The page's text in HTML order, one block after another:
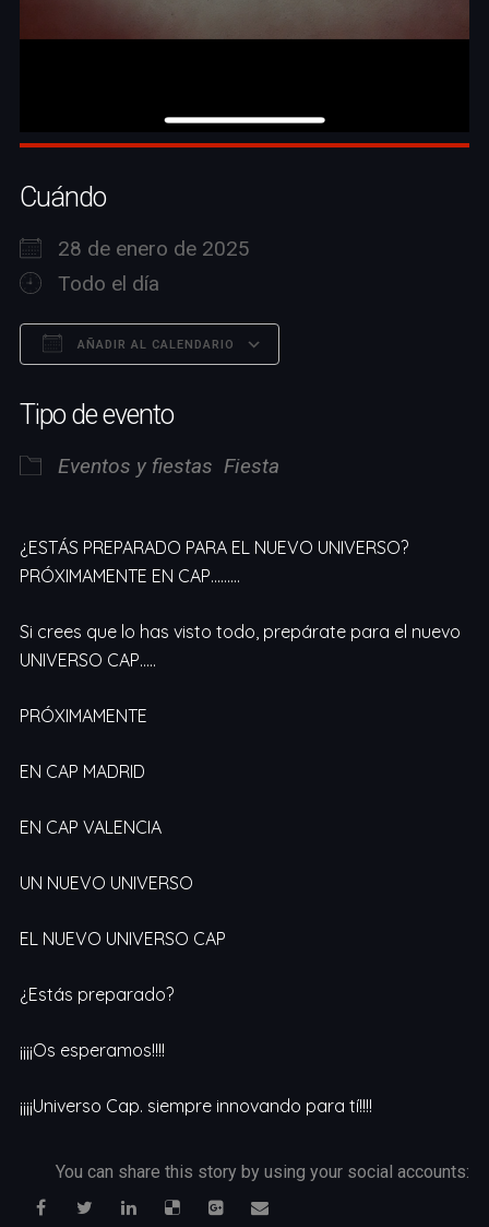
Cuándo
28 de enero de 2025
Todo el día
AÑADIR AL CALENDARIO
Tipo de evento
Eventos y fiestas Fiesta
¿ESTÁS PREPARADO PARA EL NUEVO UNIVERSO?
PRÓXIMAMENTE EN CAP………
Si crees que lo has visto todo, prepárate para el nuevo
UNIVERSO CAP…..
PRÓXIMAMENTE
EN CAP MADRID
EN CAP VALENCIA
UN NUEVO UNIVERSO
EL NUEVO UNIVERSO CAP
¿Estás preparado?
¡¡¡¡Os esperamos!!!!
¡¡¡¡Universo Cap. siempre innovando para tí!!!!
You can share this story by using your social accounts: